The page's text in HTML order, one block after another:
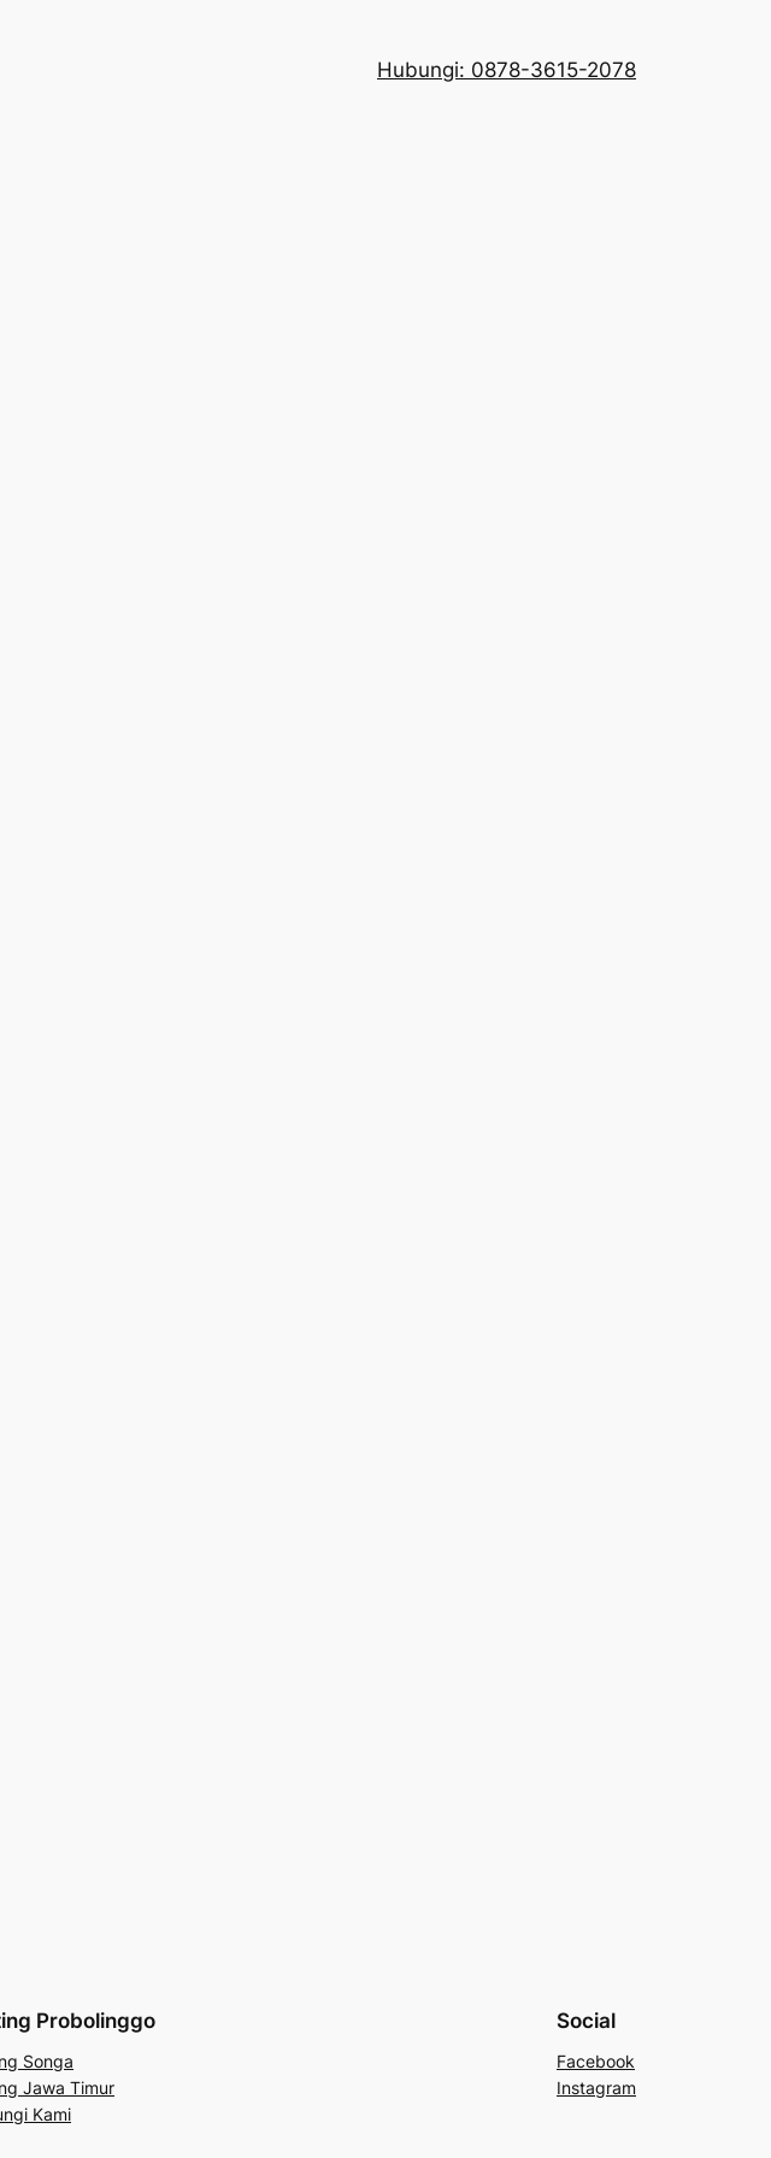
Hubungi: 0878-3615-2078
Probolinggo
Songa
Jawa Timur
Kami
Social
Facebook
Instagram